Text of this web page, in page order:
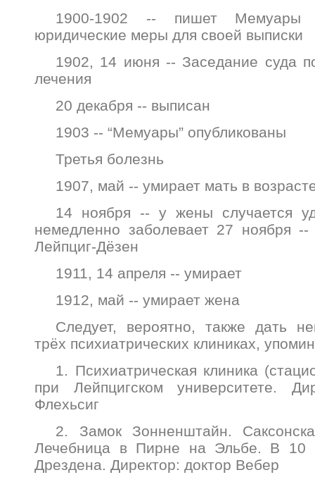
1900-1902 -- пишет Мемуары
юридические меры для своей выписки
1902, 14 июня -- Заседание суда
лечения
20 декабря -- выписан
1903 -- “Мемуары” опубликованы
Третья болезнь
1907, май -- умирает мать в
14 ноября -- у жены случается
немедленно заболевает 27 ноября
Лейпциг-Дёзен
1911, 14 апреля -- умирает
1912, май -- умирает жена
Следует, вероятно, также дать
трёх психиатрических клиниках,
1. Психиатрическая клиника
при Лейпцигском университете.
Флехьсиг
2. Замок Зонненштайн.
Лечебница в Пирне на Эльбе. В 10
Дрездена. Директор: доктор Вебер